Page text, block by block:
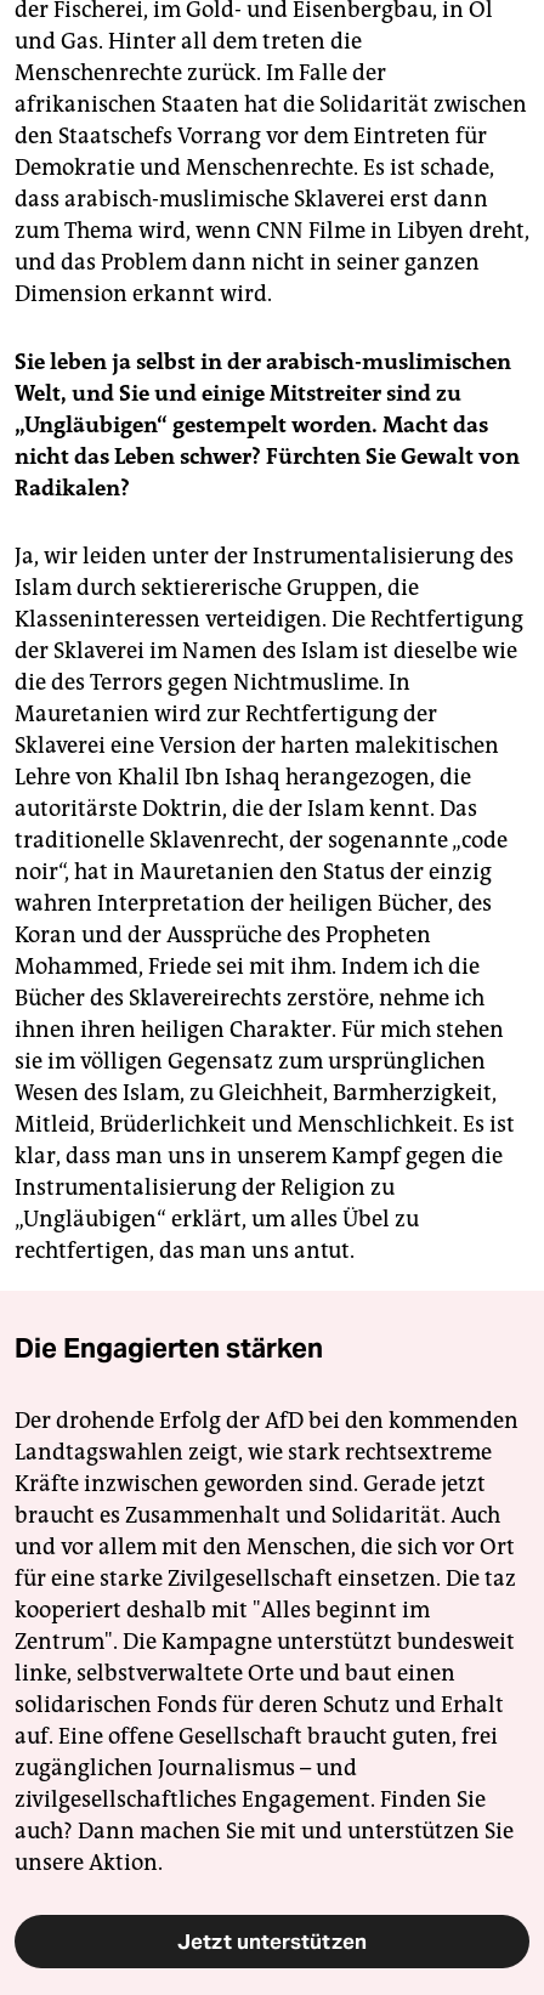
der Fischerei, im Gold- und Eisenbergbau, in Öl
und Gas. Hinter all dem treten die
Menschenrechte zurück. Im Falle der
afrikanischen Staaten hat die Solidarität zwischen
den Staatschefs Vorrang vor dem Eintreten für
Demokratie und Menschenrechte. Es ist schade,
dass arabisch-muslimische Sklaverei erst dann
zum Thema wird, wenn CNN Filme in Libyen dreht,
und das Problem dann nicht in seiner ganzen
Dimension erkannt wird.
Sie leben ja selbst in der arabisch-muslimischen
Welt, und Sie und einige Mitstreiter sind zu
„Ungläubigen“ gestempelt worden. Macht das
nicht das Leben schwer? Fürchten Sie Gewalt von
Radikalen?
Ja, wir leiden unter der Instrumentalisierung des
Islam durch sektiererische Gruppen, die
Klasseninteressen verteidigen. Die Rechtfertigung
der Sklaverei im Namen des Islam ist dieselbe wie
die des Terrors gegen Nichtmuslime. In
Mauretanien wird zur Rechtfertigung der
Sklaverei eine Version der harten malekitischen
Lehre von Khalil Ibn Ishaq herangezogen, die
autoritärste Doktrin, die der Islam kennt. Das
traditionelle Sklavenrecht, der sogenannte „code
noir“, hat in Mauretanien den Status der einzig
wahren Interpretation der heiligen Bücher, des
Koran und der Aussprüche des Propheten
Mohammed, Friede sei mit ihm. Indem ich die
Bücher des Sklavereirechts zerstöre, nehme ich
ihnen ihren heiligen Charakter. Für mich stehen
sie im völligen Gegensatz zum ursprünglichen
Wesen des Islam, zu Gleichheit, Barmherzigkeit,
Mitleid, Brüderlichkeit und Menschlichkeit. Es ist
klar, dass man uns in unserem Kampf gegen die
Instrumentalisierung der Religion zu
„Ungläubigen“ erklärt, um alles Übel zu
rechtfertigen, das man uns antut.
Die Engagierten stärken
Der drohende Erfolg der AfD bei den kommenden
Landtagswahlen zeigt, wie stark rechtsextreme
Kräfte inzwischen geworden sind. Gerade jetzt
braucht es Zusammenhalt und Solidarität. Auch
und vor allem mit den Menschen, die sich vor Ort
für eine starke Zivilgesellschaft einsetzen. Die taz
kooperiert deshalb mit "Alles beginnt im
Zentrum". Die Kampagne unterstützt bundesweit
linke, selbstverwaltete Orte und baut einen
solidarischen Fonds für deren Schutz und Erhalt
auf. Eine offene Gesellschaft braucht guten, frei
zugänglichen Journalismus – und
zivilgesellschaftliches Engagement. Finden Sie
auch? Dann machen Sie mit und unterstützen Sie
unsere Aktion.
Jetzt unterstützen